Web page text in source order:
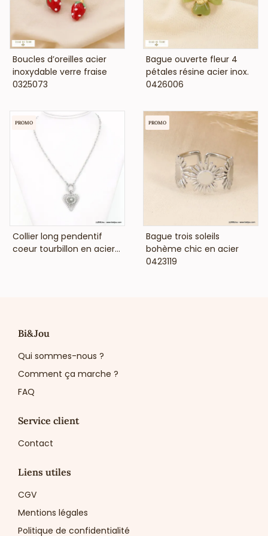
VOIR LE PRIX
Boucles d’oreilles acier
inoxydable verre fraise
0325073
VOIR LE PRIX
Bague ouverte fleur 4
pétales résine acier inox.
0426006
VOIR LE PRIX
Collier long pendentif
coeur tourbillon en acier...
PROMO
VOIR LE PRIX
Bague trois soleils
bohème chic en acier
0423119
PROMO
Bi&Jou
Qui sommes-nous ?
Comment ça marche ?
FAQ
Service client
Contact
Liens utiles
CGV
Mentions légales
Politique de confidentialité